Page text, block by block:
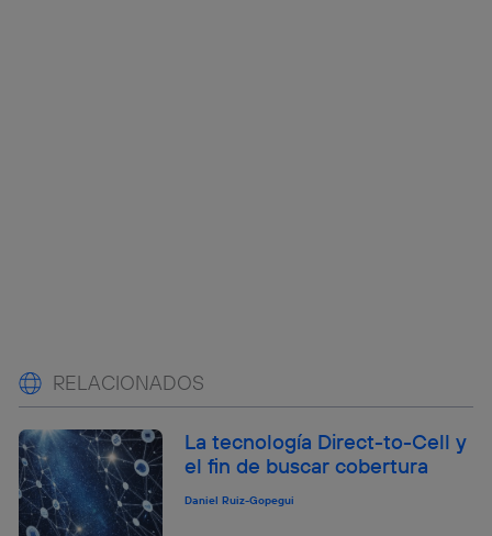
RELACIONADOS
La tecnología Direct-to-Cell y
el fin de buscar cobertura
Daniel Ruiz-Gopegui